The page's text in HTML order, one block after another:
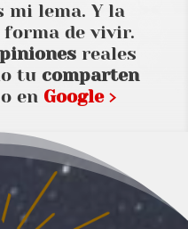
mi lema. Y la
de vivir.
reales
tucomparten
en Google ›